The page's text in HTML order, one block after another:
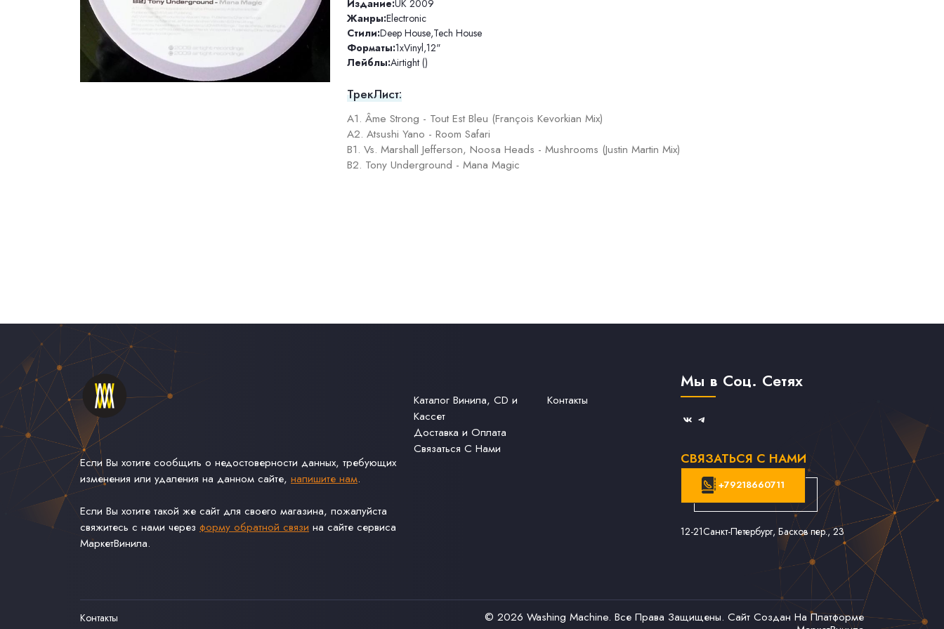
Издание:UK 2009
Жанры:Electronic
Стили:Deep House,Tech House
Форматы:1xVinyl,12"
Лейблы:Airtight ()
ТрекЛист:
A1. Âme Strong - Tout Est Bleu (François Kevorkian Mix)
A2. Atsushi Yano - Room Safari
B1. Vs. Marshall Jefferson, Noosa Heads - Mushrooms (Justin Martin Mix)
B2. Tony Underground - Mana Magic
Если Вы хотите сообщить о недостоверности данных, требующих
изменения или удаления на данном сайте, напишите нам.
Если Вы хотите такой же сайт для своего магазина, пожалуйста
свяжитесь с нами через форму обратной связи на сайте сервиса
МаркетВинила.
Каталог Винила, CD и
Кассет
Доставка и Оплата
Связаться С Нами
Контакты
Мы в Соц. Сетях
СВЯЗАТЬСЯ С НАМИ
+79218660711
12-21Санкт-Петербург, Басков пер., 23
Контакты © 2026 Washing Machine. Все Права Защищены. Сайт Создан На Платформе